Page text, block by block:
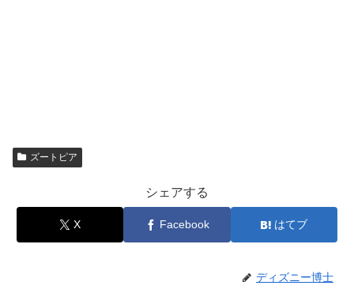
ズートピア
シェアする
X Facebook はてブ
ディズニー博士